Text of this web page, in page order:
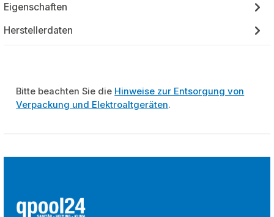
Eigenschaften
Herstellerdaten
Bitte beachten Sie die Hinweise zur Entsorgung von
Verpackung und Elektroaltgeräten.